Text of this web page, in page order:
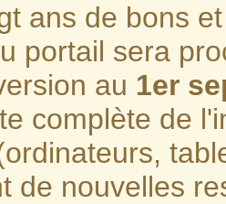
ans de bons
portail sera
au 1er
complète de
de nouvelles